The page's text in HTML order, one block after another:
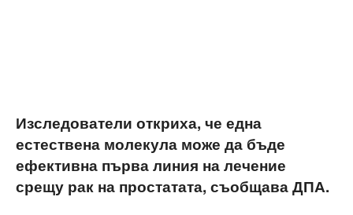
Изследователи откриха, че една
естествена молекула може да бъде
ефективна първа линия на лечение
срещу рак на простатата, съобщава ДПА.